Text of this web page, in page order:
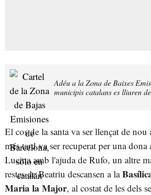
Adéu a la Zona de Baixes
municipis catalans es lliuren
El cos de la santa va ser llençat de
més tard va ser recuperat per una dona
Lucina amb l'ajuda de Rufo, un altre
restes de Beatriu descansen a la
Maria la Major, al costat de les dels